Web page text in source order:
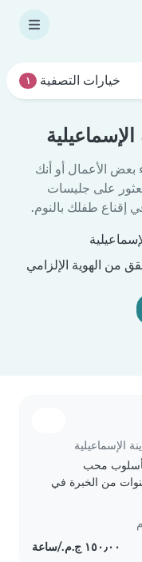
خيارات التصفية ١
الأعمال أو أنك
على جليسات
إقناع طفلك بالنوم.
من الهوية الإلزامي
الإسماعيلية
محب
من الخبرة في
التجارة تخصص
واللعب